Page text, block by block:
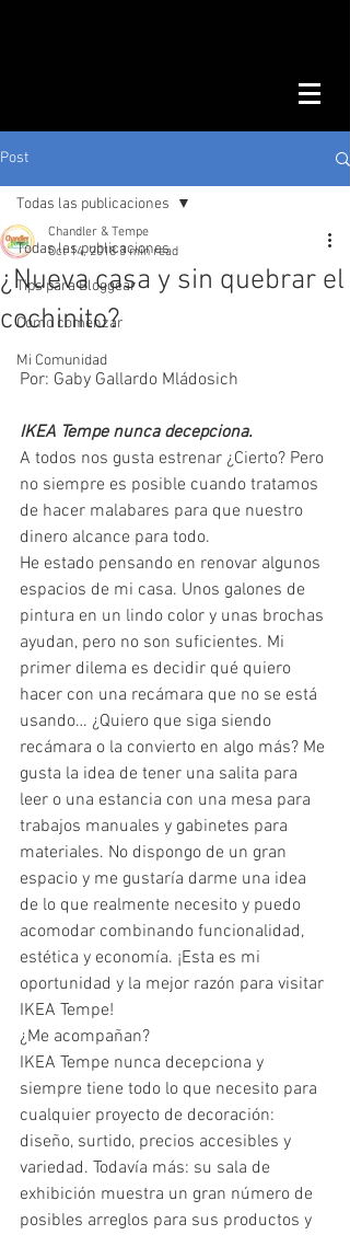
Post
Todas las publicaciones
Tips para Bloggear
Como comenzar
Mi Comunidad
Todas las publicaciones
¿Nueva casa y sin quebrar el
cochinito?
Chandler & Tempe
Oct 14, 2018 3 min read
Por: Gaby Gallardo Mládosich
IKEA Tempe nunca decepciona.
A todos nos gusta estrenar ¿Cierto? Pero
no siempre es posible cuando tratamos
de hacer malabares para que nuestro
dinero alcance para todo.
He estado pensando en renovar algunos
espacios de mi casa. Unos galones de
pintura en un lindo color y unas brochas
ayudan, pero no son suficientes. Mi
primer dilema es decidir qué quiero
hacer con una recámara que no se está
usando… ¿Quiero que siga siendo
recámara o la convierto en algo más? Me
gusta la idea de tener una salita para
leer o una estancia con una mesa para
trabajos manuales y gabinetes para
materiales. No dispongo de un gran
espacio y me gustaría darme una idea
de lo que realmente necesito y puedo
acomodar combinando funcionalidad,
estética y economía. ¡Esta es mi
oportunidad y la mejor razón para visitar
IKEA Tempe!
¿Me acompañan?
IKEA Tempe nunca decepciona y
siempre tiene todo lo que necesito para
cualquier proyecto de decoración:
diseño, surtido, precios accesibles y
variedad. Todavía más: su sala de
exhibición muestra un gran número de
posibles arreglos para sus productos y